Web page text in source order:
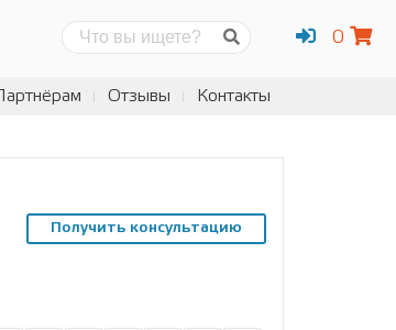
0
Партнёрам Отзывы Контакты
Получить консультацию